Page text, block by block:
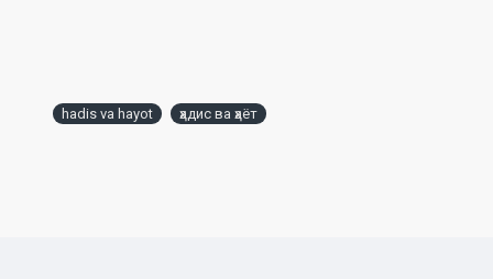
Қазо ва қадар ҳақида.
hadis va hayot ҳадис ва ҳаёт